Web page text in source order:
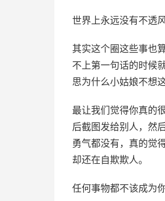
世界上永远没有不透
其实这个圈这些事也
不上第一句话的时候
思为什么小姑娘不想
最让我们觉得你真的
后截图发给别人，然
勇气都没有，真的觉
却还在自欺欺人。
任何事物都不该成为